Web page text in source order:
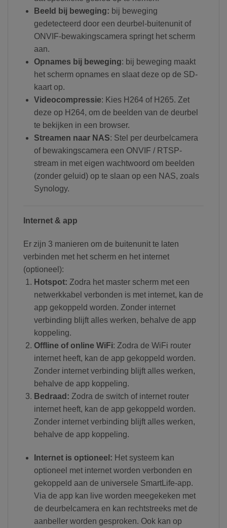
Beeld bij beweging: bij beweging
gedetecteerd door een deurbel-buitenunit of
ONVIF-bewakingscamera springt het scherm
aan.
Opnames bij beweging: bij beweging maakt
het scherm opnames en slaat deze op de SD-
kaart op.
Videocompressie: Kies H264 of H265. Zet
deze op H264, om de beelden van de deurbel
te bekijken in een browser.
Streamen naar NAS: Stel per deurbelcamera
of bewakingscamera een ONVIF / RTSP-
stream in met eigen wachtwoord om beelden
(zonder geluid) op te slaan op een NAS, zoals
Synology.
Internet & app
Er zijn 3 manieren om de buitenunit te laten
verbinden met het scherm en het internet
(optioneel):
Hotspot: Zodra het master scherm met een
netwerkkabel verbonden is met internet, kan de
app gekoppeld worden. Zonder internet
verbinding blijft alles werken, behalve de app
koppeling.
Offline of online WiFi: Zodra de WiFi router
internet heeft, kan de app gekoppeld worden.
Zonder internet verbinding blijft alles werken,
behalve de app koppeling.
Bedraad: Zodra de switch of internet router
internet heeft, kan de app gekoppeld worden.
Zonder internet verbinding blijft alles werken,
behalve de app koppeling.
Internet is optioneel: Het systeem kan
optioneel met internet worden verbonden en
gekoppeld aan de universele SmartLife-app.
Via de app kan live worden meegekeken met
de deurbelcamera en kan rechtstreeks met de
aanbeller worden gesproken. Ook kan op